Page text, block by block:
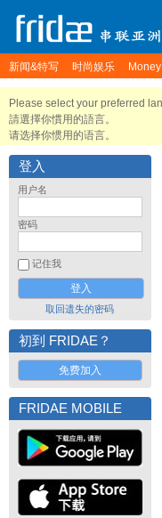
新闻&特写 时尚娱乐 Money
Please select your preferred
請選擇你慣用的語言。
请选择你惯用的语言。
登入
用户名
密码
记住我
取回遗失的密码
初到 FRIDAE？
免费加入
FRIDAE MOBILE